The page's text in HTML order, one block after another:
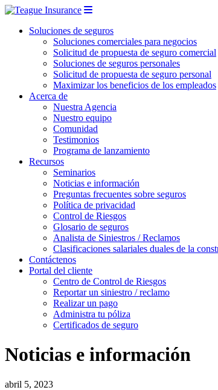
Soluciones de seguros
Soluciones comerciales para negocios
Solicitud de propuesta de seguro comercial
Soluciones de seguros personales
Solicitud de propuesta de seguro personal
Maximizar los beneficios de los empleados
Acerca de
Nuestra Agencia
Nuestro equipo
Comunidad
Testimonios
Programa de lanzamiento
Recursos
Seminarios
Noticias e información
Preguntas frecuentes sobre seguros
Política de privacidad
Control de Riesgos
Glosario de seguros
Analista de Siniestros / Reclamos
Clasificaciones salariales duales de la
Contáctenos
Portal del cliente
Centro de Control de Riesgos
Reportar un siniestro / reclamo
Realizar un pago
Administra tu póliza
Certificados de seguro
Noticias e información
abril 5, 2023